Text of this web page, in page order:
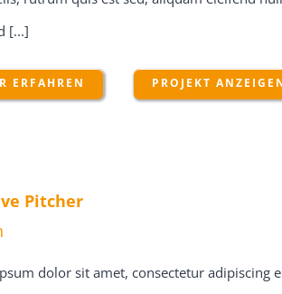
[...]
ERFAHREN PROJEKT
Pitcher
dolor sit amet, consectetur adipiscing